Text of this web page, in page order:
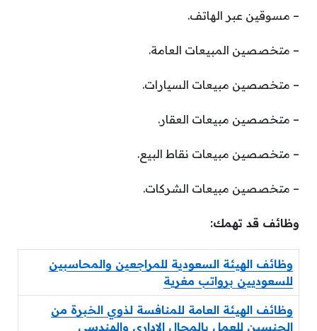
– مسوقين عبر الهاتف.
– متخصصين المبيعات العامة.
– متخصصين مبيعات السيارات.
– متخصصين مبيعات العقار.
– متخصصين مبيعات نقاط البيع.
– متخصصين مبيعات الشركات.
وظائف قد تهمك:
وظائف الهيئة السعودية للمراجعين والمحاسبين
للسعوديين برواتب مغرية
وظائف الهيئة العامة للمنافسة لذوي الخبرة من
الجنسين للعمل بالمجال الإداري والهندسي